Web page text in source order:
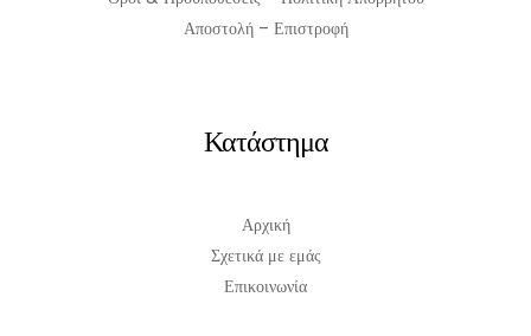
Αποστολή – Επιστροφή
Κατάστημα
Αρχική
Σχετικά με εμάς
Επικοινωνία